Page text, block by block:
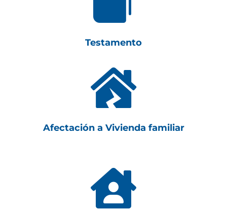
Testamento

Afectación a Vivienda familiar
